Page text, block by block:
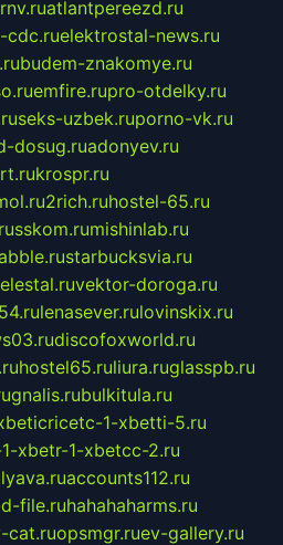
atlantpereezd.ru
cdc.ruelektrostal-news.ru
budem-znakomye.ru
emfire.rupro-otdelky.ru
seks-uzbek.ruporno-vk.ru
dosug.ruadonyev.ru
krospr.ru
2rich.ruhostel-65.ru
mishinlab.ru
starbucksvia.ru
elestal.ruvektor-doroga.ru
lenasever.rulovinskix.ru
discofoxworld.ru
hostel65.ruliura.ruglasspb.ru
gnalis.rubulkitula.ru
1-xbetti-5.ru
xbetr-1-xbetcc-2.ru
accounts112.ru
file.ruhahahaharms.ru
cat.ruopsmgr.ruev-gallery.ru